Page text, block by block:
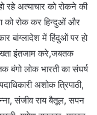
रहे अत्याचार को रोकने की
को रोक कर हिन्दुओं और
बांग्लादेश में हिंदुओं पर हो
इंतजाम करे,जबतक
बंगो लोक भारती का संघर्ष
अशोक त्रिपाठी,
संजीव राय बैतूल, सपन